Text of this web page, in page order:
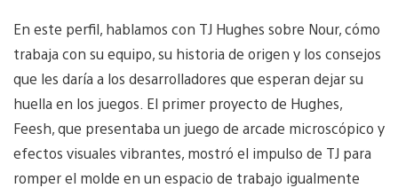
En este perfil, hablamos con TJ Hughes sobre Nour, cómo
trabaja con su equipo, su historia de origen y los consejos
que les daría a los desarrolladores que esperan dejar su
huella en los juegos. El primer proyecto de Hughes,
Feesh, que presentaba un juego de arcade microscópico y
efectos visuales vibrantes, mostró el impulso de TJ para
romper el molde en un espacio de trabajo igualmente